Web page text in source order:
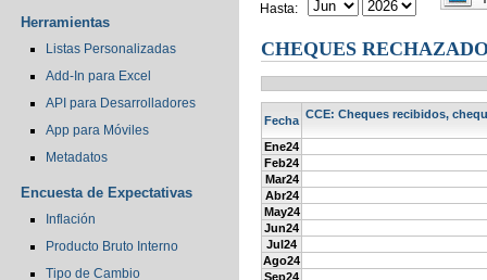
Herramientas
Listas Personalizadas
Add-In para Excel
API para Desarrolladores
App para Móviles
Metadatos
Encuesta de Expectativas
Inflación
Producto Bruto Interno
Tipo de Cambio
Hasta:
CHEQUES
Fecha CCE: Cheques recibidos,
Ene24
Feb24
Mar24
Abr24
May24
Jun24
Jul24
Ago24
Sep24